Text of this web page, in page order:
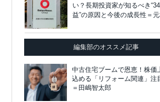
い？長期投資家が知るべき
益”の原因と今後の成長性＝
編集部のオススメ記事
中古住宅ブームで恩恵！株価
込める「リフォーム関連」注
＝田嶋智太郎